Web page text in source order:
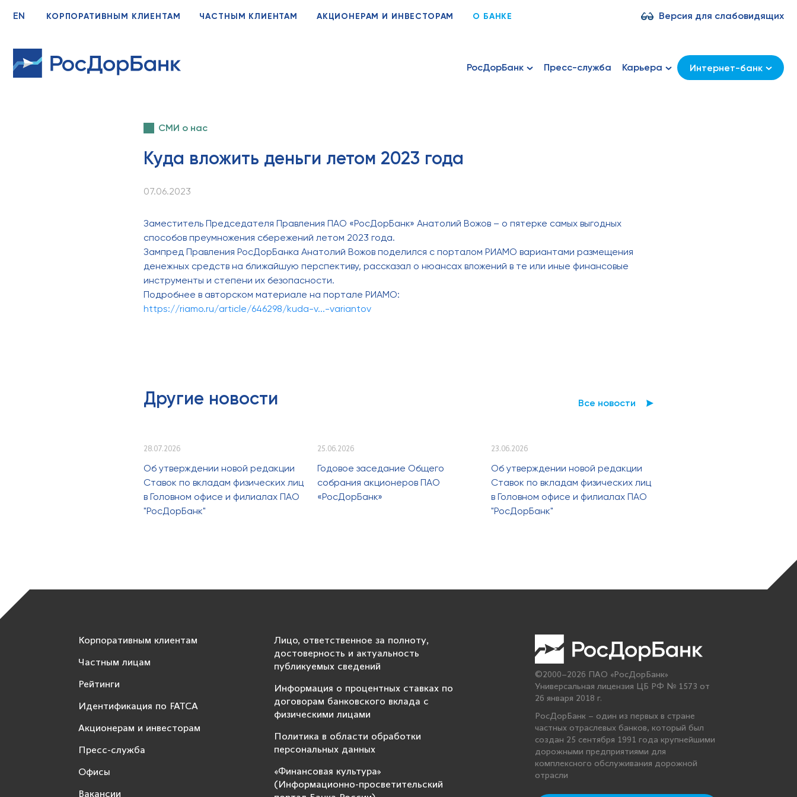
EN КОРПОРАТИВНЫМ КЛИЕНТАМ ЧАСТНЫМ КЛИЕНТАМ АКЦИОНЕРАМ И ИНВЕСТОРАМ О БАНКЕ Версия для слабовидящих
РосДорБанк Пресс-служба Карьера Интернет-банк
СМИ о нас
Куда вложить деньги летом 2023 года
07.06.2023
Заместитель Председателя Правления ПАО «РосДорБанк» Анатолий Вожов – о пятерке самых выгодных
способов преумножения сбережений летом 2023 года.
Зампред Правления РосДорБанка Анатолий Вожов поделился с порталом РИАМО вариантами размещения
денежных средств на ближайшую перспективу, рассказал о нюансах вложений в те или иные финансовые
инструменты и степени их безопасности.
Подробнее в авторском материале на портале РИАМО:
https://riamo.ru/article/646298/kuda-v...-variantov
Другие новости Все новости
28.07.2026
Об утверждении новой редакции
Ставок по вкладам физических лиц
в Головном офисе и филиалах ПАО
"РосДорБанк"
25.06.2026
Годовое заседание Общего
собрания акционеров ПАО
«РосДорБанк»
23.06.2026
Об утверждении новой редакции
Ставок по вкладам физических лиц
в Головном офисе и филиалах ПАО
"РосДорБанк"
Корпоративным клиентам
Частным лицам
Рейтинги
Идентификация по FATCA
Акционерам и инвесторам
Пресс-служба
Офисы
Вакансии
Лицо, ответственное за полноту,
достоверность и актуальность
публикуемых сведений
Информация о процентных ставках по
договорам банковского вклада с
физическими лицами
Политика в области обработки
персональных данных
«Финансовая культура»
(Информационно-просветительский
©2000–2026 ПАО «РосДорБанк»
Универсальная лицензия ЦБ РФ № 1573 от
26 января 2018 г.
РосДорБанк – один из первых в стране
частных отраслевых банков, который был
создан 25 сентября 1991 года крупнейшими
дорожными предприятиями для
комплексного обслуживания дорожной
отрасли